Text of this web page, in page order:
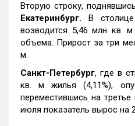
Вторую строку,
Екатеринбург. В
возводится 5,46 млн кв.
объема. Прирост за три
м.
Санкт-Петербург, где в
кв. м жилья (4,11%),
переместившись на
июля показатель вырос на